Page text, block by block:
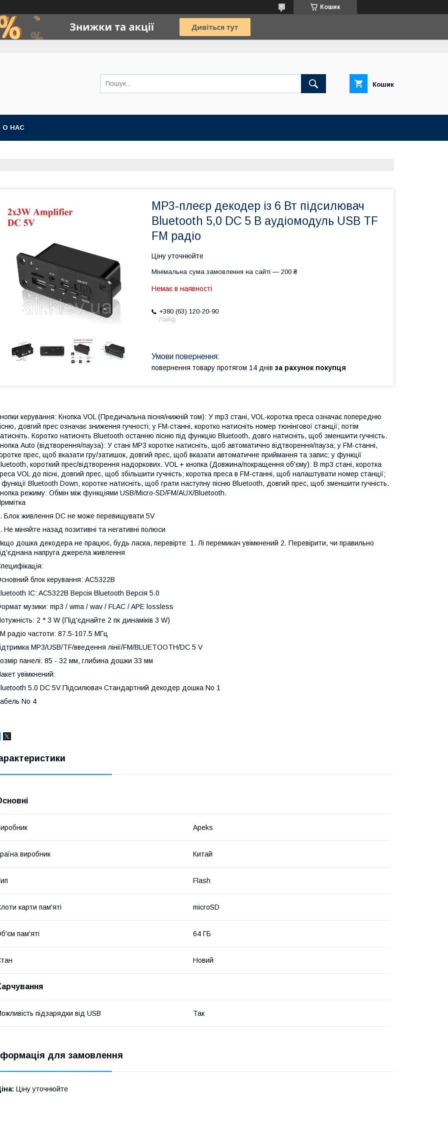
Кошик
Кошик
О НАС
MP3-плеєр декодер із 6 Вт підсилювач
Bluetooth 5,0 DC 5 В аудіомодуль USB TF
FM радіо
Ціну уточнюйте
Мінімальна сума замовлення на сайті — 200 ₴
Немає в наявності
+380 (63) 120-20-90
Лайф
повернення товару протягом 14 днів за рахунок покупця
керування: Кнопка VOL (Предичальна пісня/нижній том): У mp3 стані, VOL-коротка преса означає попередню
довгий прес означає зниження гучності; у FM-станні, коротко натисніть номер тюнінгової станції; потім
Коротко натисніть Bluetooth останню пісню під функцію Bluetooth, довго натисніть, щоб зменшити гучність.
Auto (відтворення/пауза): У стані MP3 коротке натисніть, щоб автоматично відтворення/пауза; у FM-станні,
прес, щоб вказати гру/затишок, довгий прес, щоб вказати автоматичне приймання та запис; у функції
короткий прес/відтворення надоркових. VOL + кнопка (Довжина/покращення об'єму): В mp3 стані, коротка
VOL до пісні, довгий прес, щоб збільшити гучність; коротка преса в FM-станні, щоб налаштувати номер станції;
функції Bluetooth Down, коротке натисніть, щоб грати наступну пісню Bluetooth, довгий прес, щоб зменшити гучність.
режиму: Обмін між функціями USB/Micro-SD/FM/AUX/Bluetooth.
Блок живлення DC не може перевищувати 5V
Не міняйте назад позитивні та негативні полюси
дошка декодера не працює, будь ласка, перевірте: 1. Лі перемикач увімкнений 2. Перевірити, чи правильно
напруга джерела живлення
блок керування: AC5322B
IC: AC5322B Версія Bluetooth Версія 5.0
музики: mp3 / wma / wav / FLAC / APE lossless
2 * 3 W (Під'єднайте 2 пк динаміків 3 W)
радіо частоти: 87.5-107.5 МГц
MP3/USB/TF/введення лінії/FM/BLUETOOTH/DC 5 V
панелі: 85 - 32 мм, глибина дошки 33 мм
увімкнений:
5.0 DC 5V Підсилювач Стандартний декодер дошка No 1
No 4
Apeks
виробник Китай
Flash
карти пам'яті microSD
пам'яті 64 ГБ
Новий
підзарядки від USB Так
для замовлення
Ціну уточнюйте